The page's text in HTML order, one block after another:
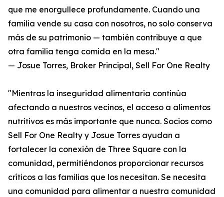
que me enorgullece profundamente. Cuando una
familia vende su casa con nosotros, no solo conserva
más de su patrimonio — también contribuye a que
otra familia tenga comida en la mesa."
— Josue Torres, Broker Principal, Sell For One Realty
"Mientras la inseguridad alimentaria continúa
afectando a nuestros vecinos, el acceso a alimentos
nutritivos es más importante que nunca. Socios como
Sell For One Realty y Josue Torres ayudan a
fortalecer la conexión de Three Square con la
comunidad, permitiéndonos proporcionar recursos
críticos a las familias que los necesitan. Se necesita
una comunidad para alimentar a nuestra comunidad